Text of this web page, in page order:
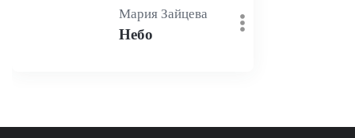
Мария Зайцева
Небо